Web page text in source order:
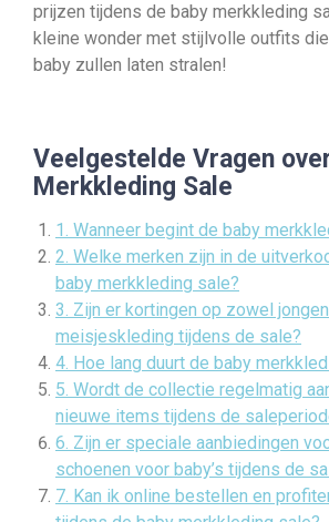
prijzen tijdens de baby merkkleding
kleine wonder met stijlvolle outfits
baby zullen laten stralen!
Veelgestelde Vragen
Merkkleding Sale
1. Wanneer begint de baby
2. Welke merken zijn in de
baby merkkleding sale?
3. Zijn er kortingen op zowel
meisjeskleding tijdens de sale?
4. Hoe lang duurt de baby
5. Wordt de collectie regelmatig
nieuwe items tijdens de
6. Zijn er speciale aanbiedingen
schoenen voor baby’s tijdens de
7. Kan ik online bestellen en